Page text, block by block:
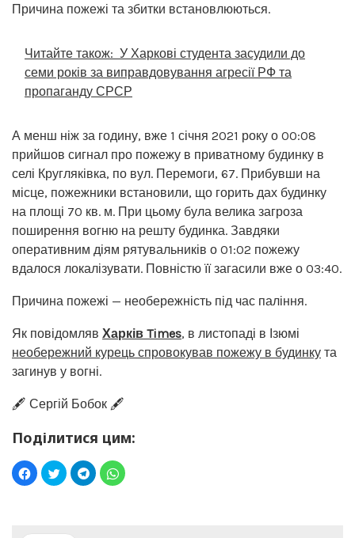
Причина пожежі та збитки встановлюються.
Читайте також: У Харкові студента засудили до
семи років за виправдовування агресії РФ та
пропаганду СРСР
А менш ніж за годину, вже 1 січня 2021 року о 00:08
прийшов сигнал про пожежу в приватному будинку в
селі Кругляківка, по вул. Перемоги, 67. Прибувши на
місце, пожежники встановили, що горить дах будинку
на площі 70 кв. м. При цьому була велика загроза
поширення вогню на решту будинка. Завдяки
оперативним діям рятувальників о 01:02 пожежу
вдалося локалізувати. Повністю її загасили вже о 03:40.
Причина пожежі — необережність під час паління.
Як повідомляв Харків Times, в листопаді в Ізюмі
необережний курець спровокував пожежу в будинку та
загинув у вогні.
🖋️ Сергій Бобок 🖋️
Поділитися цим: